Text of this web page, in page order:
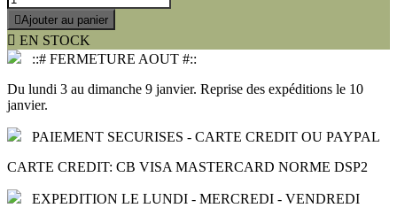
Ajouter au panier
 EN STOCK
::# FERMETURE AOUT #::
Du lundi 3 au dimanche 9 janvier. Reprise des expéditions le 10
janvier.
PAIEMENT SECURISES - CARTE CREDIT OU PAYPAL
CARTE CREDIT: CB VISA MASTERCARD NORME DSP2
EXPEDITION LE LUNDI - MERCREDI - VENDREDI